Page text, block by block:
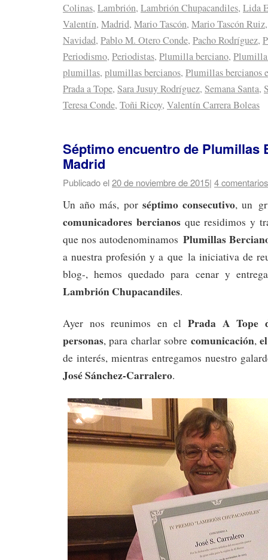
Colinas, Lambrión, Lambrión Chupacandiles, Lida
Valentín, Madrid, Mario Tascón, Mario Tascón Ruiz
Navidad, Pablo M. Otero Conde, Pacho Rodríguez,
Periodismo, Periodistas, Plumilla berciano, Plumilla
plumillas, plumillas bercianos, Plumillas bercianos
Prada a Tope, Sara Jusuy Rodríguez, Semana Santa,
Teresa Conde, Toñi Ricoy, Valentín Carrera Boleas
Séptimo encuentro de Plumillas
Madrid
Publicado el20 de noviembre de 2015| 4 comentarios
Un año más, por séptimo consecutivo, un
comunicadores bercianosque residimos y
que nos autodenominamos Plumillas
a nuestra profesión y a que la iniciativa de
blog-, hemos quedado para cenar y
Lambrión Chupacandiles.
Ayer nos reunimos en el Prada A Tope
personas, para charlar sobre comunicación,
de interés, mientras entregamos nuestro
José Sánchez-Carralero.